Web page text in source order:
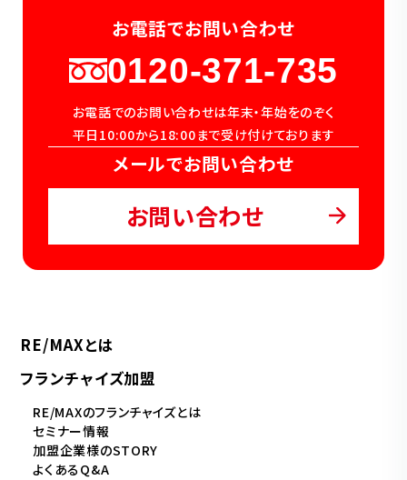
お電話でお問い合わせ
0120-371-735
お電話でのお問い合わせは年末・年始をのぞく
平日10:00から18:00まで受け付けております
メールでお問い合わせ
お問い合わせ
RE/MAXとは
フランチャイズ加盟
RE/MAXのフランチャイズとは
セミナー情報
加盟企業様のSTORY
よくあるQ&A